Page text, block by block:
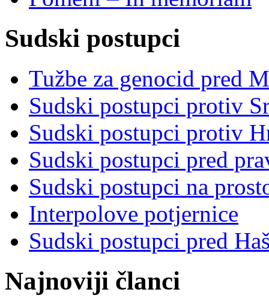
Sudski postupci
Tužbe za genocid pred
Sudski postupci protiv
Sudski postupci protiv
Sudski postupci pred
Sudski postupci na
Interpolove potjernice
Sudski postupci pred
Najnoviji članci